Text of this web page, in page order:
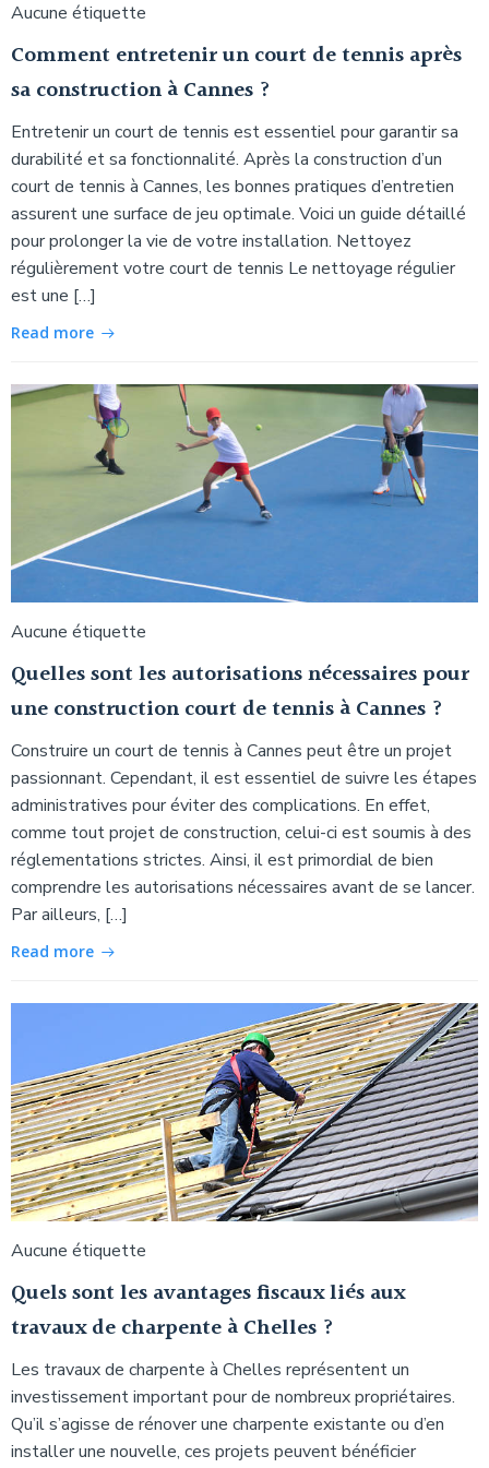
Aucune étiquette
Comment entretenir un court de tennis après
sa construction à Cannes ?
Entretenir un court de tennis est essentiel pour garantir sa
durabilité et sa fonctionnalité. Après la construction d’un
court de tennis à Cannes, les bonnes pratiques d’entretien
assurent une surface de jeu optimale. Voici un guide détaillé
pour prolonger la vie de votre installation. Nettoyez
régulièrement votre court de tennis Le nettoyage régulier
est une […]
Read more
Aucune étiquette
Quelles sont les autorisations nécessaires pour
une construction court de tennis à Cannes ?
Construire un court de tennis à Cannes peut être un projet
passionnant. Cependant, il est essentiel de suivre les étapes
administratives pour éviter des complications. En effet,
comme tout projet de construction, celui-ci est soumis à des
réglementations strictes. Ainsi, il est primordial de bien
comprendre les autorisations nécessaires avant de se lancer.
Par ailleurs, […]
Read more
Aucune étiquette
Quels sont les avantages fiscaux liés aux
travaux de charpente à Chelles ?
Les travaux de charpente à Chelles représentent un
investissement important pour de nombreux propriétaires.
Qu’il s’agisse de rénover une charpente existante ou d’en
installer une nouvelle, ces projets peuvent bénéficier